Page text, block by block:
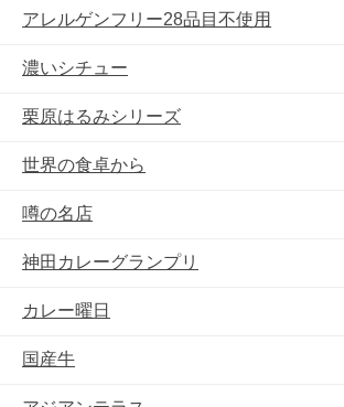
アレルゲンフリー28品目不使用
濃いシチュー
栗原はるみシリーズ
世界の食卓から
噂の名店
神田カレーグランプリ
カレー曜日
国産牛